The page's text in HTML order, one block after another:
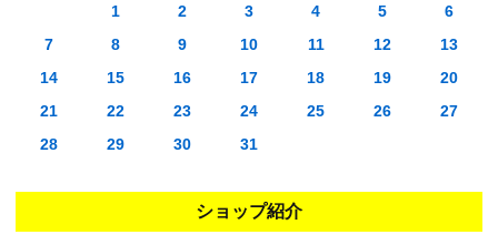
1
2 3 4 5
6
7
8 9 10 11 12
13
14
15 16 17 18 19
20
21
22 23 24 25 26
27
28
29 30 31
ショップ紹介